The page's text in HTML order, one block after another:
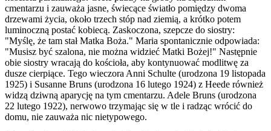
cmentarzu i zauważa jasne, świecące światło pomiędzy dwoma
drzewami życia, około trzech stóp nad ziemią, a krótko potem
luminoczną postać kobiecą. Zaskoczona, szepcze do siostry:
"Myślę, że tam stał Matka Boża." Maria spontanicznie odpowiada:
"Musisz być szalona, nie można widzieć Matki Bożej!" Następnie
obie siostry wracają do kościoła, aby kontynuować modlitwę za
dusze cierpiące. Tego wieczora Anni Schulte (urodzona 19 listopada
1925) i Susanne Bruns (urodzona 16 lutego 1924) z Heede również
widzą dziwną aparycję na tym cmentarzu. Adele Bruns (urodzona
22 lutego 1922), nerwowo trzymając się w tle i radząc wrócić do
domu, nie zauważa nic nietypowego.